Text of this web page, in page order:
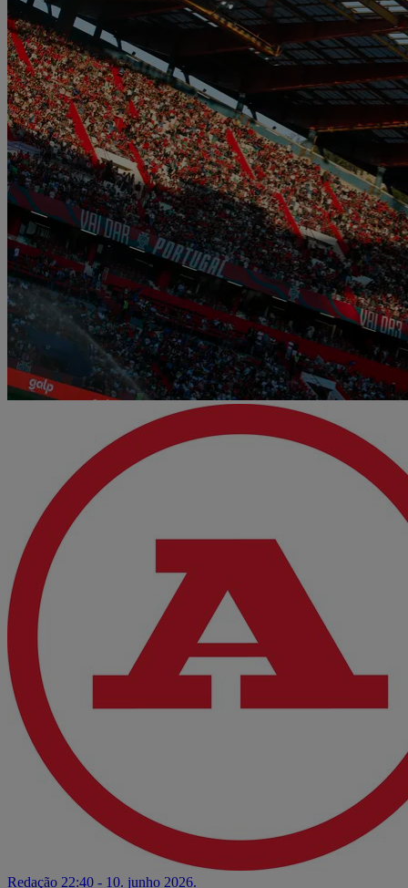
Redação 22:40 - 10. junho 2026.